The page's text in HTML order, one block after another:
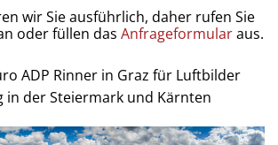
wir Sie ausführlich, daher rufen Sie
oder füllen das Anfrageformularaus.
ADP Rinner in Graz für Luftbilder
in der Steiermark und Kärnten